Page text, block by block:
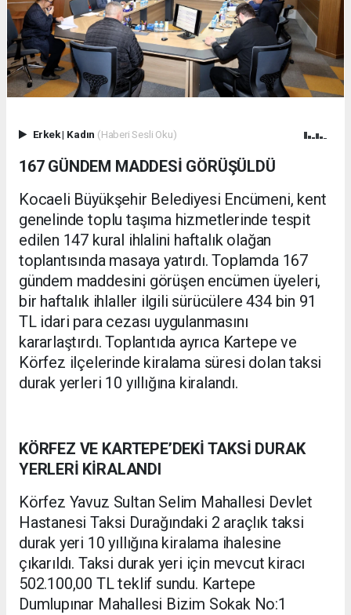
Erkek| Kadın (Haberi Sesli Oku)
167 GÜNDEM MADDESİ GÖRÜŞÜLDÜ
Kocaeli Büyükşehir Belediyesi Encümeni, kent
genelinde toplu taşıma hizmetlerinde tespit
edilen 147 kural ihlalini haftalık olağan
toplantısında masaya yatırdı. Toplamda 167
gündem maddesini görüşen encümen üyeleri,
bir haftalık ihlaller ilgili sürücülere 434 bin 91
TL idari para cezası uygulanmasını
kararlaştırdı. Toplantıda ayrıca Kartepe ve
Körfez ilçelerinde kiralama süresi dolan taksi
durak yerleri 10 yıllığına kiralandı.
KÖRFEZ VE KARTEPE’DEKİ TAKSİ DURAK
YERLERİ KİRALANDI
Körfez Yavuz Sultan Selim Mahallesi Devlet
Hastanesi Taksi Durağındaki 2 araçlık taksi
durak yeri 10 yıllığına kiralama ihalesine
çıkarıldı. Taksi durak yeri için mevcut kiracı
502.100,00 TL teklif sundu. Kartepe
Dumlupınar Mahallesi Bizim Sokak No:1